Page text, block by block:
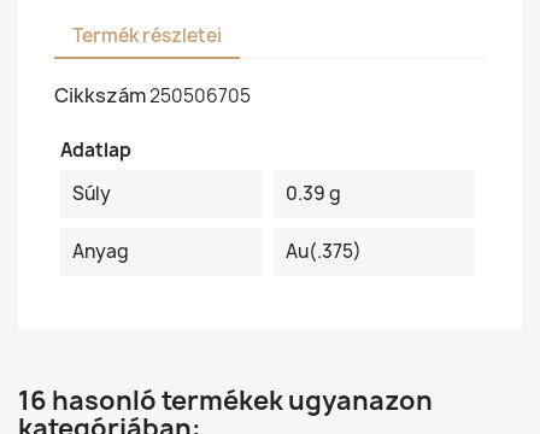
Termék részletei
Cikkszám250506705
Adatlap
Súly
0.39 g
Anyag Au(.375)
16 hasonló termékek ugyanazon